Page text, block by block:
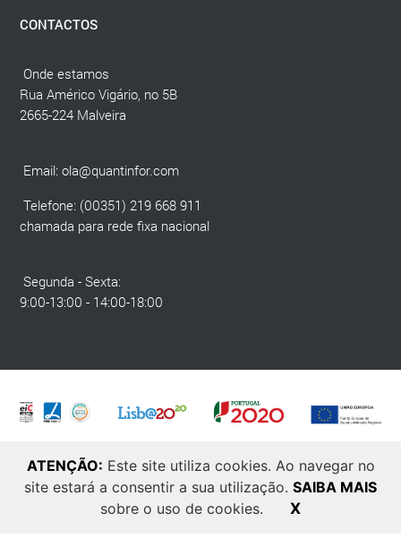
ATENÇÃO: Este site utiliza cookies. Ao navegar no
site estará a consentir a sua utilização. SAIBA MAIS
sobre o uso de cookies.
X
CONTACTOS
Onde estamos
Rua Américo Vigário, no 5B
2665-224 Malveira
Email:ola@quantinfor.com
Telefone: (00351) 219 668 911
chamada para rede fixa nacional
Segunda - Sexta:
9:00-13:00 - 14:00-18:00
© 2025 Quantinfor. Todos os direitos reservados. Developed by